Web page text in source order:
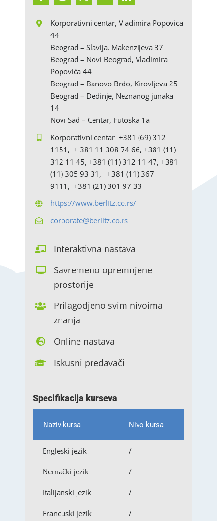
Korporativni centar, Vladimira Popovica
44
Beograd – Slavija, Makenzijeva 37
Beograd – Novi Beograd, Vladimira
Popovića 44
Beograd – Banovo Brdo, Kirovljeva 25
Beograd – Dedinje, Neznanog junaka
14
Novi Sad – Centar, Futoška 1a
Korporativni centar +381 (69) 312
1151, + 381 11 308 74 66, +381 (11)
312 11 45, +381 (11) 312 11 47, +381
(11) 305 93 31, +381 (11) 367
9111, +381 (21) 301 97 33
https://www.berlitz.co.rs/
corporate@berlitz.co.rs
Interaktivna nastava
Savremeno opremnjene
prostorije
Prilagodjeno svim nivoima
znanja
Online nastava
Iskusni predavači
Specifikacija kurseva
Naziv kursa Nivo kursa
Engleski jezik /
Nemački jezik /
Italijanski jezik /
Francuski jezik /